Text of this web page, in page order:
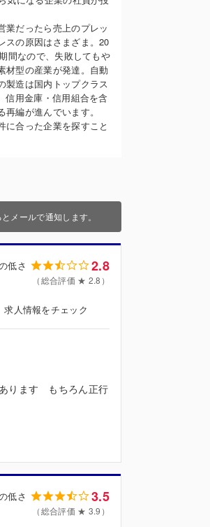
業だったら売上のプレッ
スの原因はさまざま。20
間なので、失敗してもや
材型の産業が発達。自動
製造は国内トップクラス
信用金庫・信用組合を含
編が進んでいます。
に合った企業を探すこと
メールで通知します。
低さ 2.8
（総合評価 ★ 2.8）
求人情報をチェック
ります もちろん正行
低さ 3.5
（総合評価 ★ 3.9）